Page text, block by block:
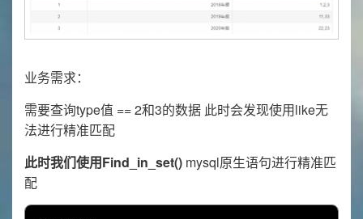
业务需求：
需要查询type值 == 2和3的数据 此时会发现使用like无
法进行精准匹配
此时我们使用Find_in_set() mysql原生语句进行精准匹
配